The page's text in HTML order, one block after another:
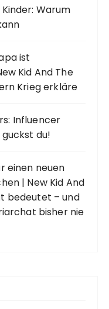
Warum
ist
Kid And The
Krieg erkläre
Influencer
guckst du!
einen neuen
| New Kid And
bedeutet – und
bisher nie